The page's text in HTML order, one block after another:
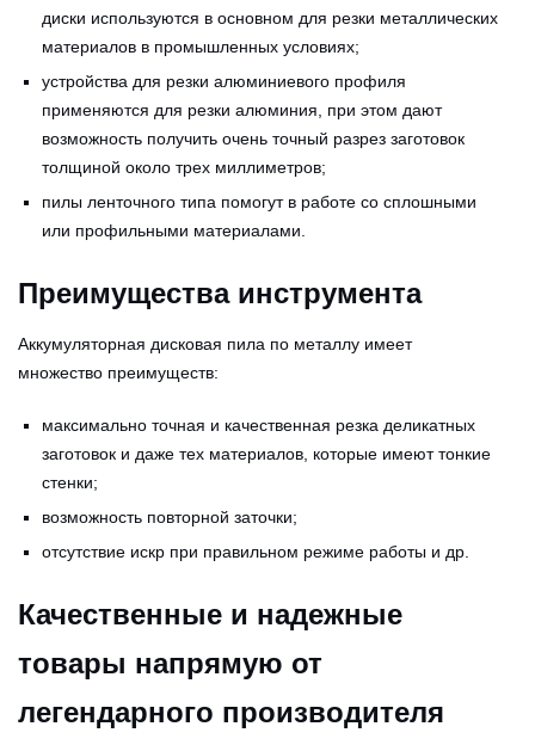
диски используются в основном для резки металлических
материалов в промышленных условиях;
устройства для резки алюминиевого профиля
применяются для резки алюминия, при этом дают
возможность получить очень точный разрез заготовок
толщиной около трех миллиметров;
пилы ленточного типа помогут в работе со сплошными
или профильными материалами.
Преимущества инструмента
Аккумуляторная дисковая пила по металлу имеет
множество преимуществ:
максимально точная и качественная резка деликатных
заготовок и даже тех материалов, которые имеют тонкие
стенки;
возможность повторной заточки;
отсутствие искр при правильном режиме работы и др.
Качественные и надежные
товары напрямую от
легендарного производителя